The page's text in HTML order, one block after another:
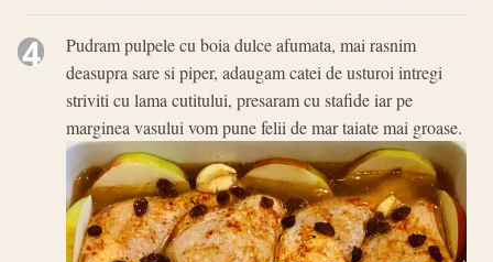
4
Pudram pulpele cu boia dulce afumata, mai rasnim
deasupra sare si piper, adaugam catei de usturoi intregi
striviti cu lama cutitului, presaram cu stafide iar pe
marginea vasului vom pune felii de mar taiate mai groase.